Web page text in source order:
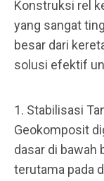
Konstruksi rel
yang sangat
besar dari
solusi efektif
1. Stabilisasi
Geokomposit
dasar di bawah
terutama pada